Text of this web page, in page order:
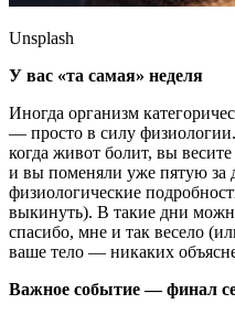
Unsplash
У вас «та самая» неделя
Иногда организм
— просто в силу
когда живот болит, вы
и вы поменяли уже пятую за
физиологические
выкинуть). В такие дни
спасибо, мне и так весело
ваше тело — никаких
Важное событие — финал